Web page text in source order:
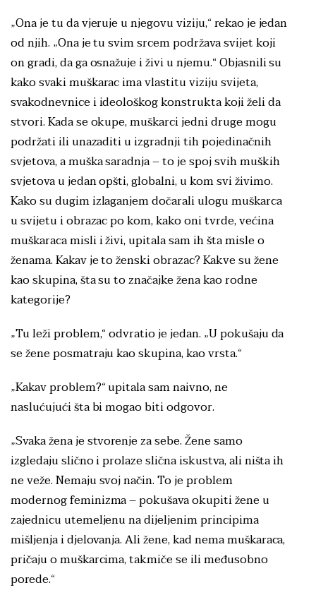
„Ona je tu da vjeruje u njegovu viziju,“ rekao je jedan
od njih. „Ona je tu svim srcem podržava svijet koji
on gradi, da ga osnažuje i živi u njemu.“ Objasnili su
kako svaki muškarac ima vlastitu viziju svijeta,
svakodnevnice i ideološkog konstrukta koji želi da
stvori. Kada se okupe, muškarci jedni druge mogu
podržati ili unazaditi u izgradnji tih pojedinačnih
svjetova, a muška saradnja – to je spoj svih muških
svjetova u jedan opšti, globalni, u kom svi živimo.
Kako su dugim izlaganjem dočarali ulogu muškarca
u svijetu i obrazac po kom, kako oni tvrde, većina
muškaraca misli i živi, upitala sam ih šta misle o
ženama. Kakav je to ženski obrazac? Kakve su žene
kao skupina, šta su to značajke žena kao rodne
kategorije?
„Tu leži problem,“ odvratio je jedan. „U pokušaju da
se žene posmatraju kao skupina, kao vrsta.“
„Kakav problem?“ upitala sam naivno, ne
naslućujući šta bi mogao biti odgovor.
„Svaka žena je stvorenje za sebe. Žene samo
izgledaju slično i prolaze slična iskustva, ali ništa ih
ne veže. Nemaju svoj način. To je problem
modernog feminizma – pokušava okupiti žene u
zajednicu utemeljenu na dijeljenim principima
mišljenja i djelovanja. Ali žene, kad nema muškaraca,
pričaju o muškarcima, takmiče se ili međusobno
porede.“